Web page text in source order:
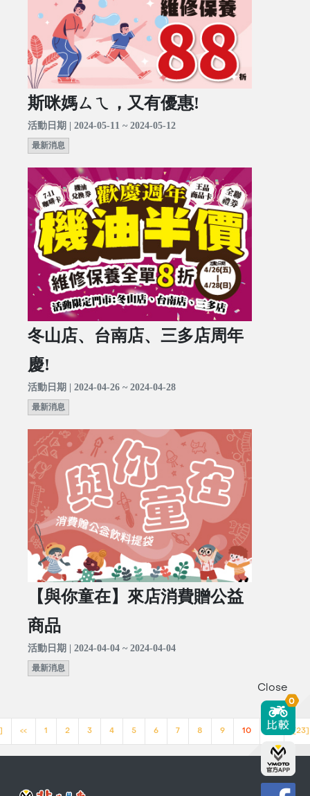
斯咪媽ㄙㄟ，又有優惠!
活動日期 | 2024-05-11 ~ 2024-05-12
最新消息
冬山店、台南店、三多店周年
慶!
活動日期 | 2024-04-26 ~ 2024-04-28
最新消息
【與你童在】來店消費贈公益
商品
活動日期 | 2024-04-04 ~ 2024-04-04
最新消息
<< 1 2 3 4 5 6 7 8 9 10 >> [23]
Close
0